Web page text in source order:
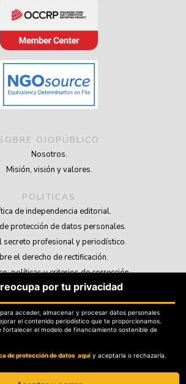
OJOPÚBLICO
Nosotros.
Misión, visión y valores.
POLITICAS
de independencia editorial.
protección de datos personales.
secreto profesional y periodístico.
el derecho de rectificación.
políticas y criterios de corrección.
frente a pedidos de retiro de contenidos.
SOSTENIBILIDAD
La Tienda de OjoPúblico.
OjoLab.
por tu privacidad
acceder, almacenar y procesar datos personales
el contenido periodístico que te proporcionamos.
fortalecer el modelo de financiamiento sostenible de
de protección de datos aquí y aceptarla o rechazarla.